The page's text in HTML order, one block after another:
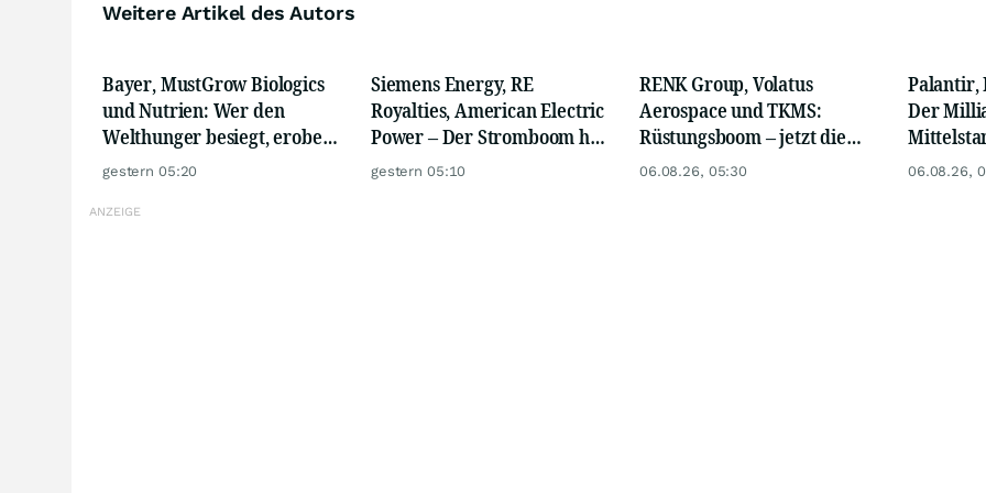
Weitere Artikel des Autors
Bayer, MustGrow Biologics
und Nutrien: Wer den
Welthunger besiegt, erobert
den Agrarmarkt
gestern 05:20
Siemens Energy, RE
Royalties, American Electric
Power – Der Stromboom hat
gerade erst begonnen
gestern 05:10
RENK Group, Volatus
Aerospace und TKMS:
Rüstungsboom – jetzt die
drei Hebel Land, Luft und
06.08.26, 05:30
Palantir,
Der
06.08.26,